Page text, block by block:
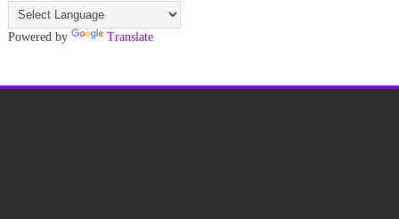
Powered by Translate